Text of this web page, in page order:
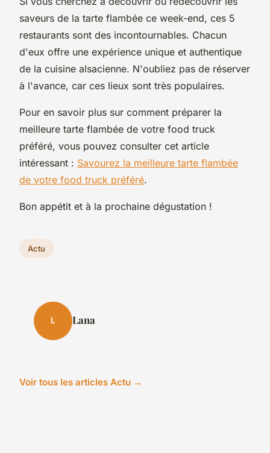
saveurs de la tarte flambée ce week-end, ces 5
restaurants sont des incontournables. Chacun
d'eux offre une expérience unique et authentique
de la cuisine alsacienne. N'oubliez pas de réserver
à l'avance, car ces lieux sont très populaires.
Pour en savoir plus sur comment préparer la
meilleure tarte flambée de votre food truck
préféré, vous pouvez consulter cet article
intéressant : Savourez la meilleure tarte flambée
de votre food truck préféré.
Bon appétit et à la prochaine dégustation !
Actu
L Lana
Voir tous les articles Actu →